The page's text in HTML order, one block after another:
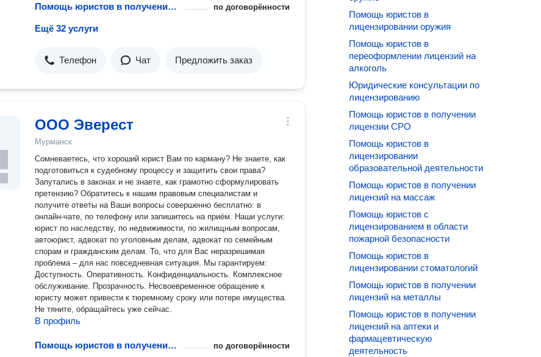
Помощь юристов в получении лицензий на пользование недрами по договорённости
Ещё 32 услуги
Телефон Чат Предложить заказ
ООО Эверест
Мурманск
Сомневаетесь, что хороший юрист Вам по карману? Не знаете, как
подготовиться к судебному процессу и защитить свои права?
Запутались в законах и не знаете, как грамотно сформулировать
претензию? Обратитесь к нашим правовым специалистам и
получите ответы на Ваши вопросы совершенно бесплатно: в
онлайн-чате, по телефону или запишитесь на приём. Наши услуги:
юрист по наследству, по недвижимости, по жилищным вопросам,
автоюрист, адвокат по уголовным делам, адвокат по семейным
спорам и гражданским делам. То, что для Вас неразрешимая
проблема – для нас повседневная ситуация. Мы гарантируем:
Доступность. Оперативность. Конфиденциальность. Комплексное
обслуживание. Прозрачность. Несвоевременное обращение к
юристу может привести к тюремному сроку или потере имущества.
Не тяните, обращайтесь уже сейчас.
В профиль
Помощь юристов в получении лицензий на пользование недрами по договорённости
Помощь юристов в
лицензировании оружия
Помощь юристов в
переоформлении лицензий на
алкоголь
Юридические консультации по
лицензированию
Помощь юристов в получении
лицензии СРО
Помощь юристов в
лицензировании
образовательной деятельности
Помощь юристов в получении
лицензий на массаж
Помощь юристов с
лицензированием в области
пожарной безопасности
Помощь юристов в
лицензировании стоматологий
Помощь юристов в получении
лицензий на металлы
Помощь юристов в получении
лицензий на аптеки и
фармацевтическую
деятельность